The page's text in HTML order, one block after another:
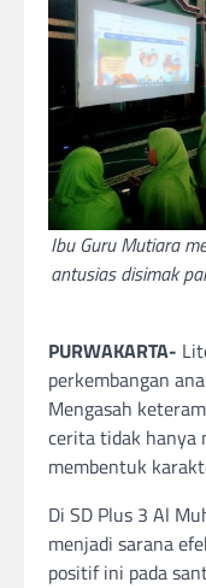
Ibu Guru Mutiara
antusias disimak
PURWAKARTA-
perkembangan
Mengasah
cerita tidak hanya
membentuk
Di SD Plus 3 Al
menjadi sarana
positif ini pada